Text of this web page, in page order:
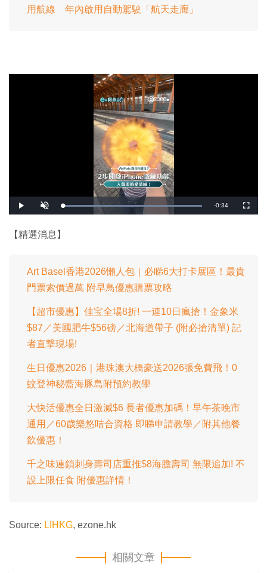
用航線 年內啟用自動駕駛「航天走廊」
播
放
開
啟
載
入
0
%
剩
-0:34
全
螢
【精選消息】
Art Basel香港2026懶人包｜必睇6大打卡展區！最貴
門票索價過萬 附早鳥優惠購票攻略
【超市優惠】佳宝全場8折! 一連10日瘋搶！金象米
$87／美國肥牛$56磅／北海道帶子 (附必搶清單) 記
者直撃現場!
生日優惠2026｜港珠澳大橋豪送2026張免費飛！0
蚊登神秘藍海豚島附預約教學
大快活優惠全日激減$6 長者優惠加碼！早午茶晚市
通用／60歲樂悠咭合資格 即睇申請教學／附其他餐
飲優惠！
千之味連鎖刺身壽司店重推$8海膽壽司 無限追加! 不
設上限任食 附優惠詳情！
Source: LIHKG, ezone.hk
相關文章